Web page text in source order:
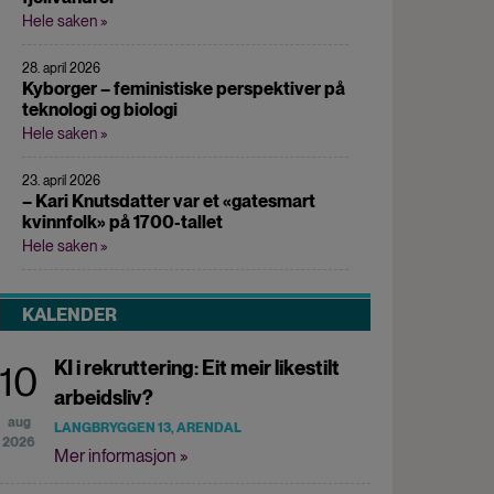
Hele saken »
28. april 2026
Kyborger – feministiske perspektiver på
teknologi og biologi
Hele saken »
23. april 2026
– Kari Knutsdatter var et «gatesmart
kvinnfolk» på 1700-tallet
Hele saken »
KALENDER
10
aug
2026
KI i rekruttering: Eit meir likestilt
arbeidsliv?
LANGBRYGGEN 13, ARENDAL
Mer informasjon »